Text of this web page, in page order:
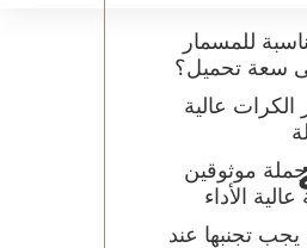
للمسمار
سعة تحميل؟
الكرات عالية
جملة موثوقين
الأداء
يجب تجنبها عند